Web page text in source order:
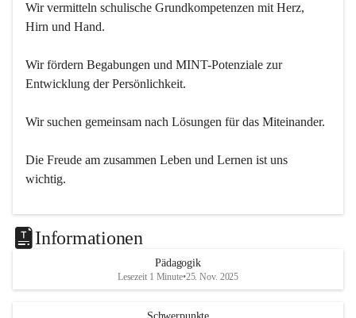
Wir vermitteln schulische Grundkompetenzen mit Herz,
Hirn und Hand.
Wir fördern Begabungen und MINT-Potenziale zur
Entwicklung der Persönlichkeit.
Wir suchen gemeinsam nach Lösungen für das Miteinander.
Die Freude am zusammen Leben und Lernen ist uns
wichtig.
Informationen
Pädagogik
Lesezeit 1 Minute•25. Nov. 2025